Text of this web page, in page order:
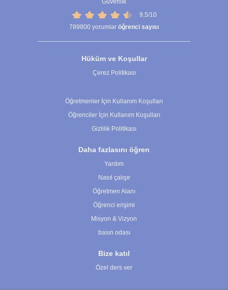
Güvenlik
9,5/10
789800 yorumlar öğrenci sayısı
Hüküm ve Koşullar
Çerez Politikası
Öğretmenler İçin Kullanım Koşulları
Öğrenciler İçin Kullanım Koşulları
Gizlilik Politikası
Daha fazlasını öğren
Yardım
Nasıl çalışır
Öğretmen Alanı
Öğrenci erişimi
Misyon & Vizyon
basın odası
Bize katıl
Özel ders ver